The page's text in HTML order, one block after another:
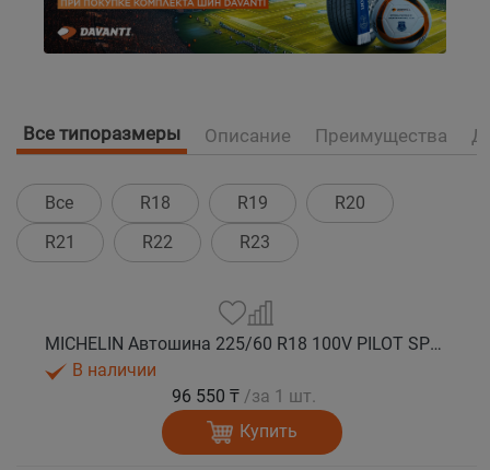
Все типоразмеры Описание Преимущества
Все R18 R19
R20
R21
R22 R23
MICHELIN Автошина 225/60 R18 100V PILOT SPORT 4 SUV лето
В наличии
96 550 ₸ /за 1 шт.
Купить